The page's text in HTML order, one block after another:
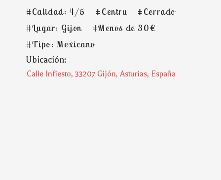
#Calidad: 4/5 #Centru
#Cerrado
#Lugar: Gijon
#Menos de 30€
#Tipo: Mexicano
Ubicación:
Calle Infiesto, 33207 Gijón, Asturias, España